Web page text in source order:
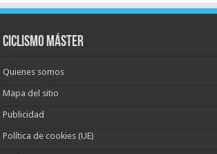
Ciclismo Máster
Quienes somos
Mapa del sitio
Publicidad
Política de cookies (UE)